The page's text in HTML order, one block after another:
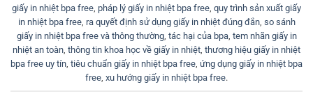
giấy in nhiệt bpa free pháp lý giấy in nhiệt bpa free quy trình sản xuất giấy
in nhiệt bpa free, ra quyết định sử dụng giấy in nhiệt đúng đắn, so sánh
giấy in nhiệt bpa free và thông thường, tác hại của bpa, tem nhãn giấy in
nhiệt an toàn thông tin khoa học về giấy in nhiệt thương hiệu giấy in nhiệt
bpa free uy tín tiêu chuẩn giấy in nhiệt bpa free ứng dụng giấy in nhiệt bpa
free xu hướng giấy in nhiệt bpa free.